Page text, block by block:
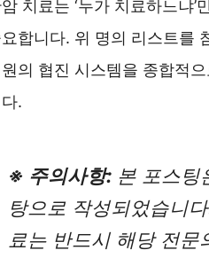
치료는 ‘누가 치료하느냐’
합니다. 위 명의 리스트를
원의 협진 시스템을 종합적
.
※ 주의사항: 본 포스팅
탕으로 작성되었습니
료는 반드시 해당 전